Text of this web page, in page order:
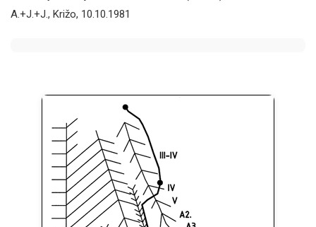
A.+J.+J., Križo, 10.10.1981